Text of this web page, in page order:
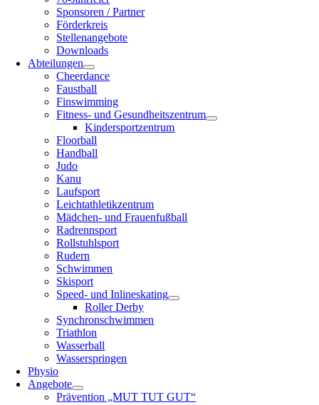
Sponsoren / Partner
Förderkreis
Stellenangebote
Downloads
Abteilungen
Cheerdance
Faustball
Finswimming
Fitness- und Gesundheitszentrum
Kindersportzentrum
Floorball
Handball
Judo
Kanu
Laufsport
Leichtathletikzentrum
Mädchen- und Frauenfußball
Radrennsport
Rollstuhlsport
Rudern
Schwimmen
Skisport
Speed- und Inlineskating
Roller Derby
Synchronschwimmen
Triathlon
Wasserball
Wasserspringen
Physio
Angebote
Prävention „MUT TUT GUT“